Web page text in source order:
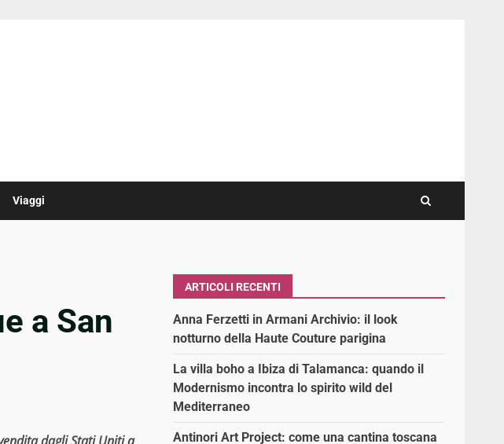
Viaggi
a San
ARTICOLI RECENTI
Anna Ferzetti in Armani Archivio: il look
notturno della Haute Couture parigina
La villa boho a Ibiza di Talamanca: quando il
Modernismo incontra lo spirito wild del
Mediterraneo
Antinori Art Project: come una cantina toscana